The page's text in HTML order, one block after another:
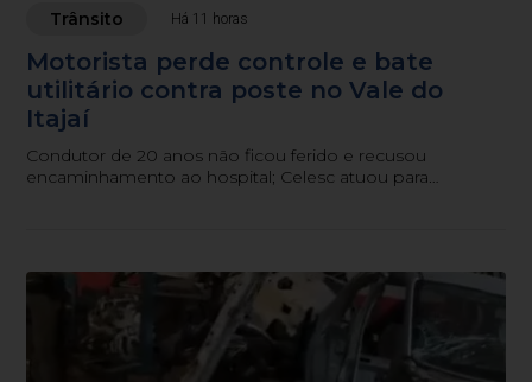
Trânsito Há 11 horas
Motorista perde controle e bate
utilitário contra poste no Vale do
Itajaí
Condutor de 20 anos não ficou ferido e recusou
encaminhamento ao hospital; Celesc atuou para